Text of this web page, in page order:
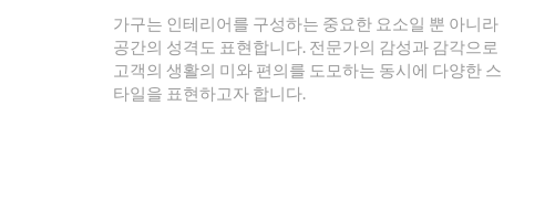
가구는 인테리어를 구성하는 중요한 요소일 뿐 아니라
공간의 성격도 표현합니다. 전문가의 감성과 감각으로
고객의 생활의 미와 편의를 도모하는 동시에 다양한 스
타일을 표현하고자 합니다.